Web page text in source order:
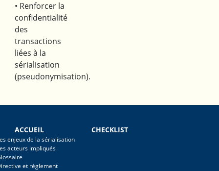
• Renforcer la
confidentialité
des
transactions
liées à la
sérialisation
(pseudonymisation).
ACCUEIL
enjeux de la sérialisation
acteurs impliqués
et règlement
CHECKLIST